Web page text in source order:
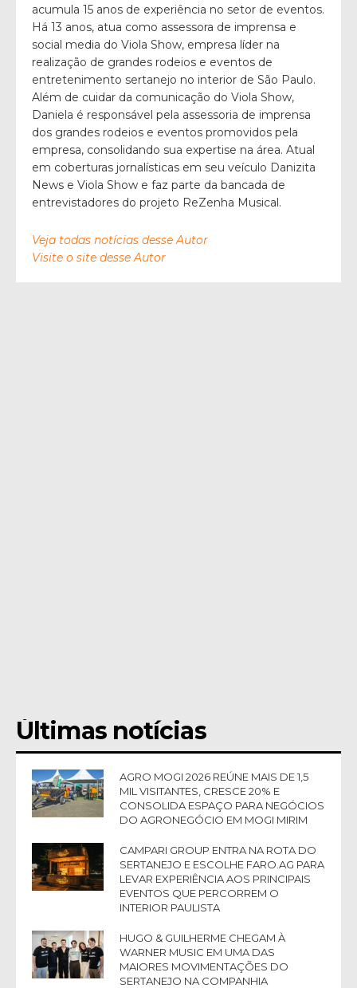
acumula 15 anos de experiência no setor de eventos.
Há 13 anos, atua como assessora de imprensa e
social media do Viola Show, empresa líder na
realização de grandes rodeios e eventos de
entretenimento sertanejo no interior de São Paulo.
Além de cuidar da comunicação do Viola Show,
Daniela é responsável pela assessoria de imprensa
dos grandes rodeios e eventos promovidos pela
empresa, consolidando sua expertise na área. Atual
em coberturas jornalísticas em seu veículo Danizita
News e Viola Show e faz parte da bancada de
entrevistadores do projeto ReZenha Musical.
Veja todas notícias desse Autor
Visite o site desse Autor
Últimas notícias
AGRO MOGI 2026 REÚNE MAIS DE 1,5
MIL VISITANTES, CRESCE 20% E
CONSOLIDA ESPAÇO PARA NEGÓCIOS
DO AGRONEGÓCIO EM MOGI MIRIM
CAMPARI GROUP ENTRA NA ROTA DO
SERTANEJO E ESCOLHE FARO.AG PARA
LEVAR EXPERIÊNCIA AOS PRINCIPAIS
EVENTOS QUE PERCORREM O
INTERIOR PAULISTA
HUGO & GUILHERME CHEGAM À
WARNER MUSIC EM UMA DAS
MAIORES MOVIMENTAÇÕES DO
SERTANEJO NA COMPANHIA